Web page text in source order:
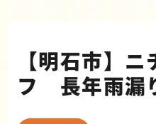
【明石市】
フ 長年雨漏